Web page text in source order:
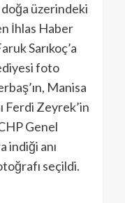
doğa üzerindeki
İhlas Haber
Sarıkoç’a
foto
Manisa
Ferdi Zeyrek’in
Genel
indiği anı
seçildi.